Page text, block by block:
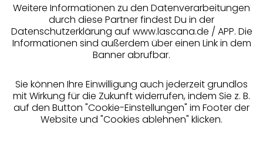
Weitere Informationen zu den Datenverarbeitungen
durch diese Partner findest Du in der
Datenschutzerklärung auf www.lascana.de / APP. Die
Informationen sind außerdem über einen Link in dem
Banner abrufbar.
Sie können Ihre Einwilligung auch jederzeit grundlos
mit Wirkung für die Zukunft widerrufen, indem Sie z. B.
auf den Button "Cookie-Einstellungen" im Footer der
Website und "Cookies ablehnen" klicken.